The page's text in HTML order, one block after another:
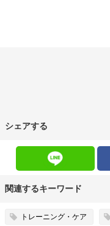
シェアする
関連するキーワード
トレーニング・ケア